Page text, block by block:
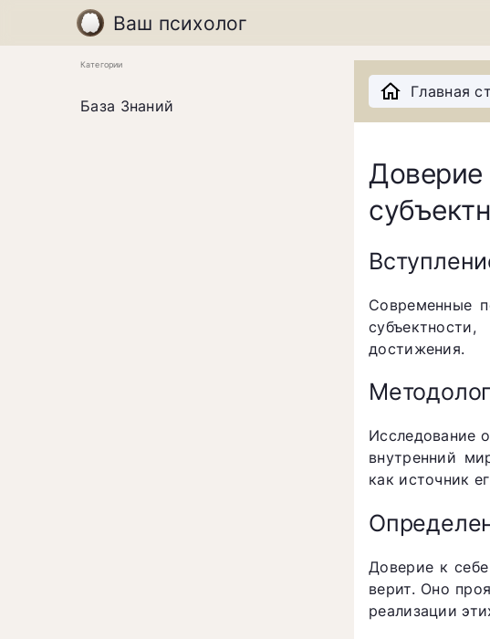
Ваш психолог
Категории
База Знаний
Главная
Современные
достижения.
Исследование
внутренний
как источник
Доверие к
верит. Оно
реализации